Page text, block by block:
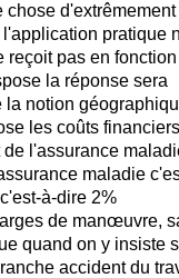
chose d'extrêmement
pratique
reçoit pas en
la réponse sera
la notion
les coûts
l'assurance
maladie
à-dire 2%
de manœuvre,
quand on y insiste
accident du